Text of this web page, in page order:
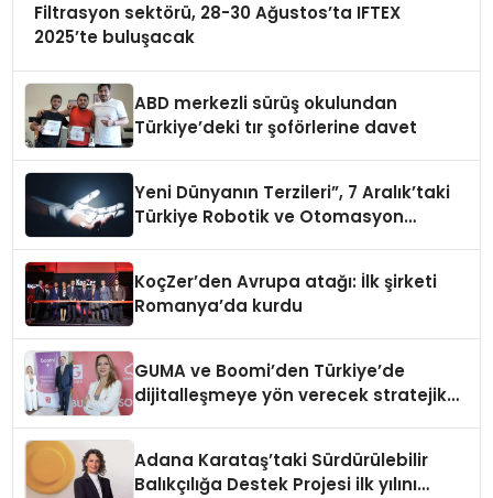
Filtrasyon sektörü, 28-30 Ağustos’ta IFTEX
2025’te buluşacak
ABD merkezli sürüş okulundan
Türkiye’deki tır şoförlerine davet
Yeni Dünyanın Terzileri”, 7 Aralık’taki
Türkiye Robotik ve Otomasyon
KoçZer’den Avrupa atağı: İlk şirketi
Romanya’da kurdu
GUMA ve Boomi’den Türkiye’de
dijitalleşmeye yön verecek stratejik
Adana Karataş’taki Sürdürülebilir
Balıkçılığa Destek Projesi ilk yılını